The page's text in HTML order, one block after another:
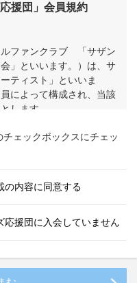
援団」会員規約
ファンクラブ 「サザン
」といいます。）は、サ
ティスト」といいま
によって構成され、当該
します。
、ご入会いただいた時点
団」会員規約」（以下
したものとして扱われま
以下「当社」といいま
（以下「本サービス」と
2第1項に定める「定型取
同項に定める「定型約款」
ェックボックスにチェッ
の内容に同意する
応援団に入会していません